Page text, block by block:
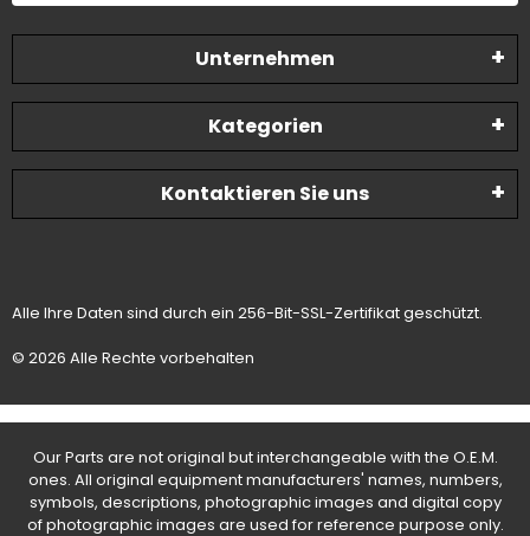
Unternehmen
Kategorien
Kontaktieren Sie uns
Alle Ihre Daten sind durch ein 256-Bit-SSL-Zertifikat geschützt.
© 2026 Alle Rechte vorbehalten
Our Parts are not original but interchangeable with the O.E.M.
ones. All original equipment manufacturers' names, numbers,
symbols, descriptions, photographic images and digital copy
of photographic images are used for reference purpose only.